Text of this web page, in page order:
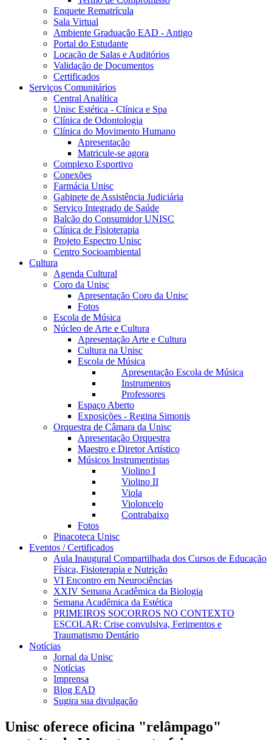
Enquete Rematrícula
Sala Virtual
Ambiente Graduação EAD - Antigo
Portal do Estudante
Locação de Salas e Auditórios
Validação de Documentos
Certificados
Serviços Comunitários
Central Analítica
Unisc Estética - Clínica e Spa
Clínica de Odontologia
Clínica do Movimento Humano
Apresentação
Matricule-se agora
Complexo Esportivo
Conexões
Farmácia Unisc
Gabinete de Assistência Judiciária
Serviço Integrado de Saúde
Balcão do Consumidor UNISC
Clínica de Fisioterapia
Projeto Espectro Unisc
Centro Socioambiental
Cultura
Agenda Cultural
Coro da Unisc
Apresentação Coro da Unisc
Fotos
Escola de Música
Núcleo de Arte e Cultura
Apresentação Arte e Cultura
Cultura na Unisc
Escola de Música
Apresentação Escola de Música
Instrumentos
Professores
Espaço Aberto
Exposições - Regina Simonis
Orquestra de Câmara da Unisc
Apresentação Orquestra
Maestro e Diretor Artístico
Músicos Instrumentistas
Violino I
Violino II
Viola
Violoncelo
Contrabaixo
Fotos
Pinacoteca Unisc
Eventos / Certificados
Aula Inaugural Compartilhada dos Cursos de Educação
Física, Fisioterapia e Nutrição
VI Encontro em Neurociências
XXIV Semana Acadêmica da Biologia
Semana Acadêmica da Estética
PRIMEIROS SOCORROS NO CONTEXTO
ESCOLAR: Crise convulsiva, Ferimentos e
Traumatismo Dentário
Notícias
Jornal da Unisc
Notícias
Imprensa
Blog EAD
Sugira sua divulgação
Unisc oferece oficina "relâmpago"